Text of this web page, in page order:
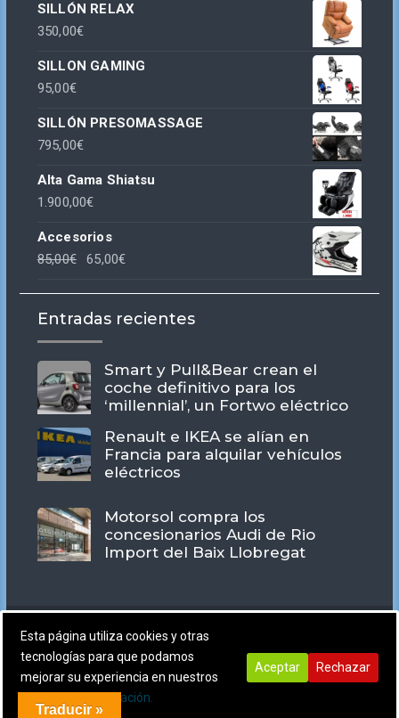
SILLÓN RELAX
350,00€
SILLON GAMING
95,00€
SILLÓN PRESOMASSAGE
795,00€
Alta Gama Shiatsu
1.900,00€
Accesorios
85,00€
El
era:
85,00€.
65,00€
es:
Entradas recientes
Smart y Pull&Bear crean el
coche definitivo para los
‘millennial’, un Fortwo eléctrico
Renault e IKEA se alían en
Francia para alquilar vehículos
eléctricos
Motorsol compra los
concesionarios Audi de Rio
Import del Baix Llobregat
Traducir »
Esta página utiliza cookies y otras
tecnologías para que podamos
mejorar su experiencia en nuestros
Más información.
Aceptar Rechazar